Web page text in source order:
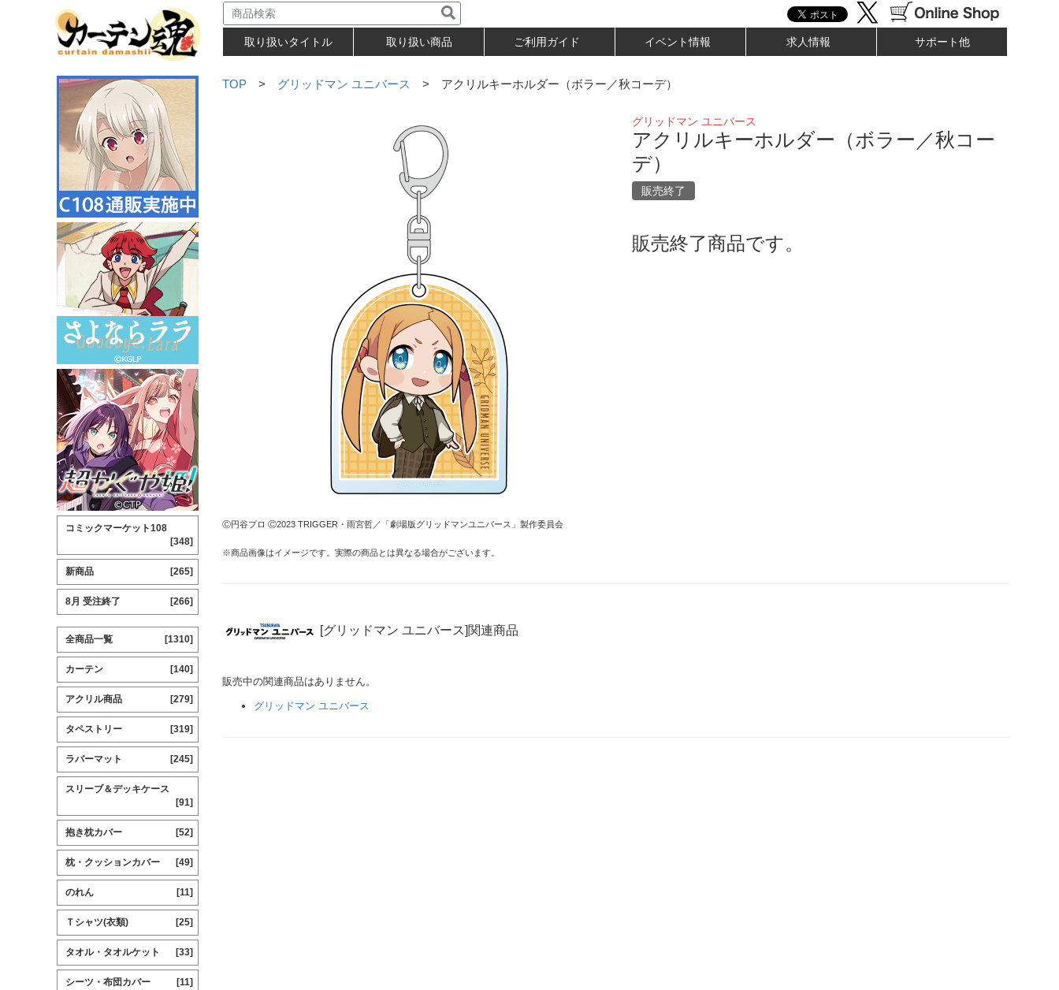
取り扱いタイトル 取り扱い商品 ご利用ガイド イベント情報 求人情報 サポート他
TOP > グリッドマン ユニバース > アクリルキーホルダー（ボラー／秋コーデ）
Ⓒ円谷プロ Ⓒ2023 TRIGGER・雨宮哲／「劇場版グリッドマンユニバース」製作委員会
※商品画像はイメージです。実際の商品とは異なる場合がございます。
グリッドマン ユニバース
アクリルキーホルダー（ボラー／秋コー
デ）
販売終了
販売終了商品です。
[グリッドマン ユニバース]関連商品
販売中の関連商品はありません。
グリッドマン ユニバース
コミックマーケット108
[348]
新商品 [265]
8月 受注終了 [266]
全商品一覧 [1310]
カーテン [140]
アクリル商品 [279]
タペストリー [319]
ラバーマット [245]
スリーブ＆デッキケース
[91]
抱き枕カバー [52]
枕・クッションカバー [49]
のれん [11]
Ｔシャツ(衣類) [25]
タオル・タオルケット [33]
シーツ・布団カバー [11]